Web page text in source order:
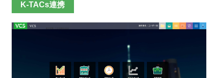
企業活動
K-TACs連携